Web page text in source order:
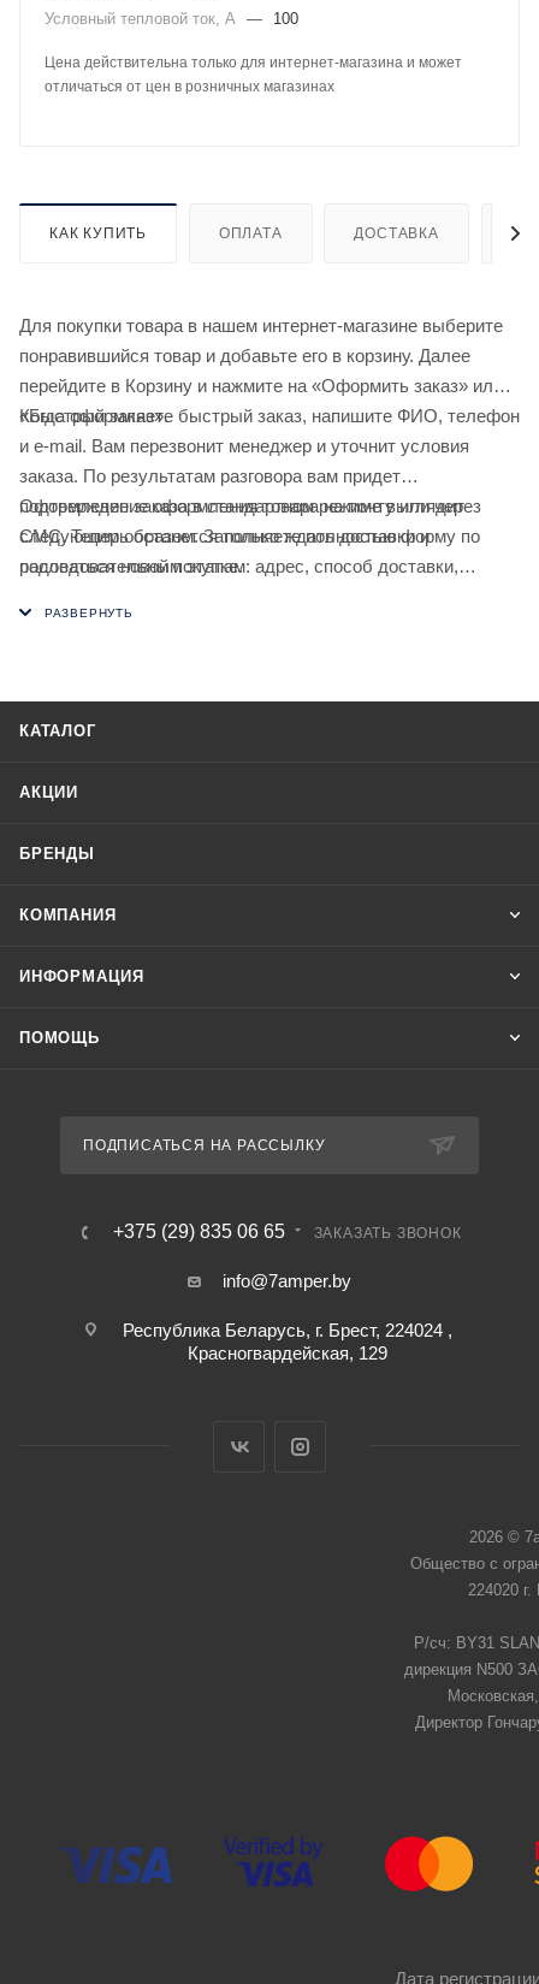
Условный тепловой ток, А — 100
Цена действительна только для интернет-магазина и может
отличаться от цен в розничных магазинах
КАК КУПИТЬ ОПЛАТА ДОСТАВКА
Для покупки товара в нашем интернет-магазине выберите
понравившийся товар и добавьте его в корзину. Далее
перейдите в Корзину и нажмите на «Оформить заказ» или
«Быстрый заказ».
Когда оформляете быстрый заказ, напишите ФИО, телефон
и e-mail. Вам перезвонит менеджер и уточнит условия
заказа. По результатам разговора вам придет
подтверждение оформления товара на почту или через
СМС. Теперь останется только ждать доставки и
радоваться новой покупке.
Оформление заказа в стандартном режиме выглядит
следующим образом. Заполняете полностью форму по
последовательным этапам: адрес, способ доставки,
КАТАЛОГ
АКЦИИ
БРЕНДЫ
КОМПАНИЯ
ИНФОРМАЦИЯ
ПОМОЩЬ
ПОДПИСАТЬСЯ НА РАССЫЛКУ
+375 (29) 835 06 65 ЗАКАЗАТЬ ЗВОНОК
info@7amper.by
Республика Беларусь, г. Брест, 224024 ,
Красногвардейская, 129
2026 ©
Общество с
224020
Р/сч: BY31
дирекция N500
Директор
Дата